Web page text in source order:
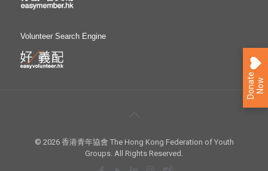
Volunteer Search Engine
© 2026 香港青年協會 The Hong Kong Federation of Youth
Groups. All Rights Reserved.
D
o
n
at
e
N
ow